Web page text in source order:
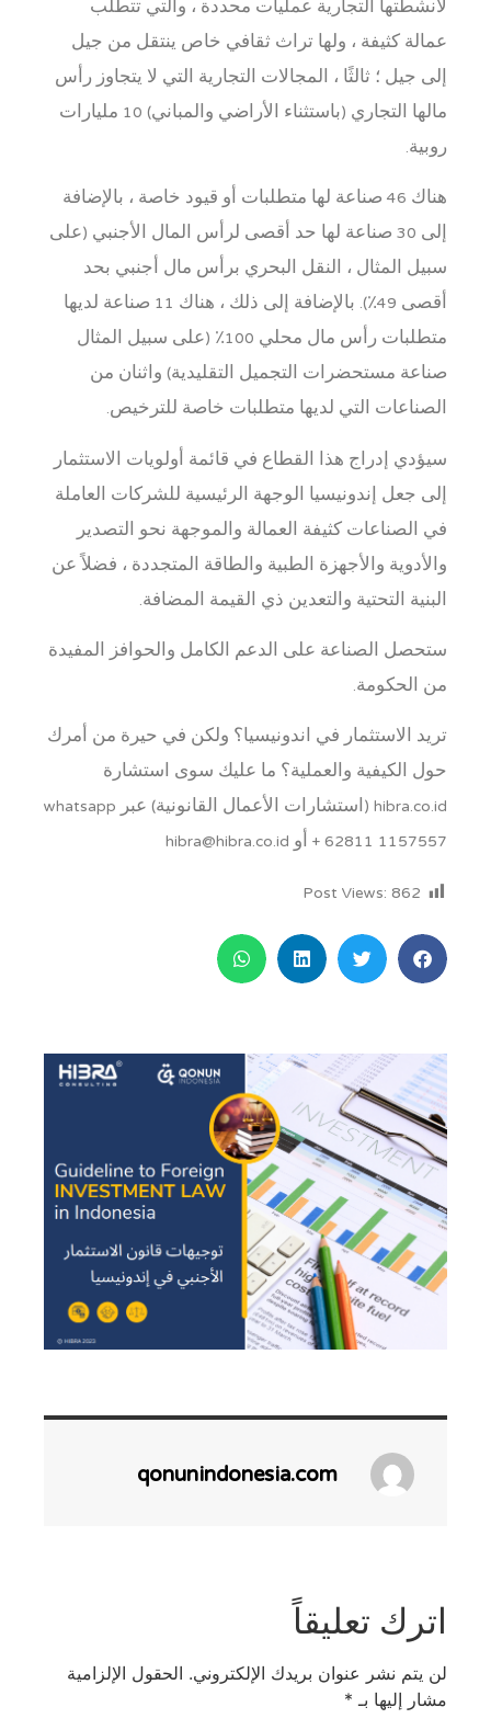
لأنشطتها التجارية عمليات محددة ، والتي تتطلب
عمالة كثيفة ، ولها تراث ثقافي خاص ينتقل من جيل
إلى جيل ؛ ثالثًا ، المجالات التجارية التي لا يتجاوز رأس
مالها التجاري (باستثناء الأراضي والمباني) 10 مليارات
روبية.
هناك 46 صناعة لها متطلبات أو قيود خاصة ، بالإضافة
إلى 30 صناعة لها حد أقصى لرأس المال الأجنبي (على
سبيل المثال ، النقل البحري برأس مال أجنبي بحد
أقصى 49٪). بالإضافة إلى ذلك ، هناك 11 صناعة لديها
متطلبات رأس مال محلي 100٪ (على سبيل المثال
صناعة مستحضرات التجميل التقليدية) واثنان من
الصناعات التي لديها متطلبات خاصة للترخيص.
سيؤدي إدراج هذا القطاع في قائمة أولويات الاستثمار
إلى جعل إندونيسيا الوجهة الرئيسية للشركات العاملة
في الصناعات كثيفة العمالة والموجهة نحو التصدير
والأدوية والأجهزة الطبية والطاقة المتجددة ، فضلاً عن
البنية التحتية والتعدين ذي القيمة المضافة.
ستحصل الصناعة على الدعم الكامل والحوافز المفيدة
من الحكومة.
تريد الاستثمار في اندونيسيا؟ ولكن في حيرة من أمرك
حول الكيفية والعملية؟ ما عليك سوى استشارة
hibra.co.id (استشارات الأعمال القانونية) عبر whatsapp
+ 62811 1157557 أو hibra@hibra.co.id
Post Views:862
qonunindonesia.com
اترك تعليقاً
لن يتم نشر عنوان بريدك الإلكتروني. الحقول الإلزامية
مشار إليها بـ *